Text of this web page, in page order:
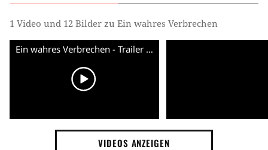
1 Video und 12 Bilder zu Ein wahres Verbrechen
Ein wahres Verbrechen - Trailer (English)
VIDEOS ANZEIGEN